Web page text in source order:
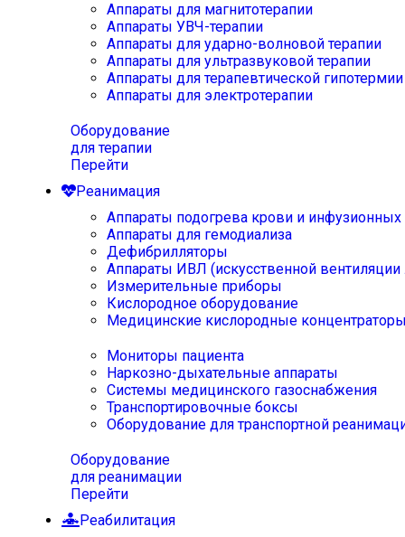
Аппараты для магнитотерапии
Аппараты УВЧ-терапии
Аппараты для ударно-волновой терапии
Аппараты для ультразвуковой терапии
Аппараты для терапевтической
Аппараты для электротерапии
Оборудование
для терапии
Перейти
Реанимация
Аппараты подогрева крови и инфузионных
Аппараты для гемодиализа
Дефибрилляторы
Аппараты ИВЛ (искусственной вентиляции
Измерительные приборы
Кислородное оборудование
Медицинские кислородные
Мониторы пациента
Наркозно-дыхательные аппараты
Системы медицинского газоснабжения
Транспортировочные боксы
Оборудование для транспортной
Оборудование
для реанимации
Перейти
Реабилитация